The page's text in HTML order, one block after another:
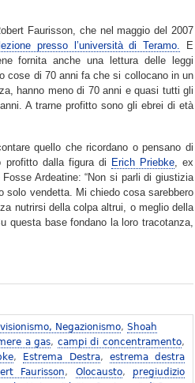
Faurisson, che nel maggio del 2007
presso l’università di Teramo. E
fornita anche una lettura delle leggi
cose di 70 anni fa che si collocano in un
hanno meno di 70 anni e quasi tutti gli
A trarne profitto sono gli ebrei di età
quello che ricordano o pensano di
profitto dalla figura di Erich Priebke, ex
Ardeatine: “Non si parli di giustizia
solo vendetta. Mi chiedo cosa sarebbero
nutrirsi della colpa altrui, o meglio della
questa base fondano la loro tracotanza,
Negazionismo, Shoah
a gas, campi di concentramento,
, Estrema Destra, estrema destra
Faurisson, Olocausto, pregiudizio